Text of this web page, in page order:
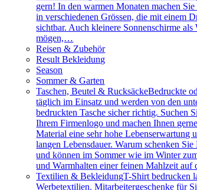
gern! In den warmen Monaten machen
in verschiedenen Grössen, die mit einem
sichtbar. Auch kleinere Sonnenschirme
mögen,…
Reisen & Zubehör
Result Bekleidung
Season
Sommer & Garten
Taschen, Beutel & RucksäckeBedruckte
täglich im Einsatz und werden von den
bedruckten Tasche sicher richtig. Suchen
Ihrem Firmenlogo und machen Ihnen
Material eine sehr hohe Lebenserwartung
langen Lebensdauer. Warum schenken
und können im Sommer wie im Winter
und Warmhalten einer feinen Mahlzeit
Textilien & BekleidungT-Shirt bedrucken
Werbetextilien. Mitarbeitergeschenke für